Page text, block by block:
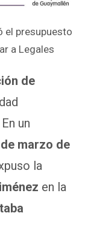
el presupuesto
a Legales
de
un
marzo de
la
en la